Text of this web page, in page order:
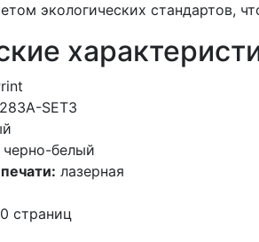
экологических стандартов,
SET3
черно-белый
лазерная
страниц